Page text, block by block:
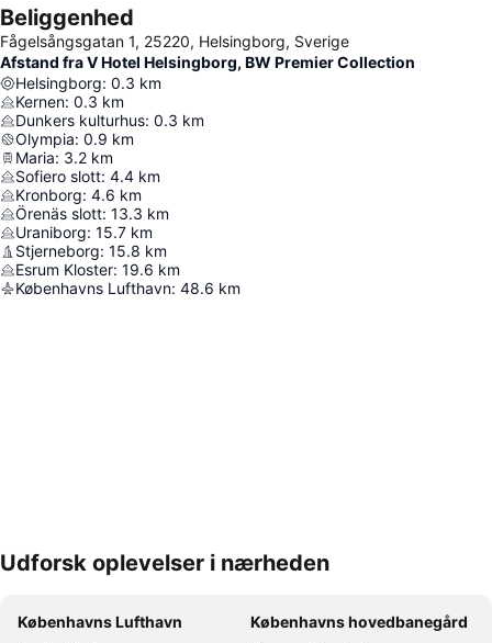
Beliggenhed
Fågelsångsgatan 1, 25220, Helsingborg, Sverige
Afstand fra V Hotel Helsingborg, BW Premier Collection
Helsingborg: 0.3 km
Kernen: 0.3 km
Dunkers kulturhus: 0.3 km
Olympia: 0.9 km
Maria: 3.2 km
Sofiero slott: 4.4 km
Kronborg: 4.6 km
Örenäs slott: 13.3 km
Uraniborg: 15.7 km
Stjerneborg: 15.8 km
Esrum Kloster: 19.6 km
Københavns Lufthavn: 48.6 km
Udvid kort
Udforsk oplevelser i nærheden
Københavns Lufthavn
Københavns hovedbanegård